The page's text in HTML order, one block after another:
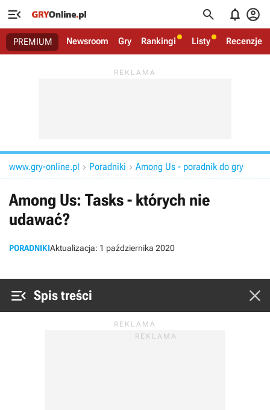
   
PREMIUM Newsroom Gry Rankingi Listy Recenzje
www.gry-online.pl  Poradniki  Among Us - poradnik do gry
Among Us: Tasks - których nie
udawać?
PORADNIKIAktualizacja: 1 października 2020
 Spis treści 